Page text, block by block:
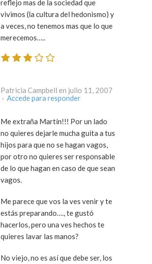
reflejo mas de la sociedad que
vivimos (la cultura del hedonismo) y
a veces, no tenemos mas que lo que
merecemos…..
Patricia Campbell en julio 11, 2007
· Accede para responder
Me extraña Martín!!! Por un lado
no quieres dejarle mucha guita a tus
hijos para que no se hagan vagos,
por otro no quieres ser responsable
de lo que hagan en caso de que sean
vagos.
Me parece que vos la ves venir y te
estás preparando…., te gustó
hacerlos, pero una ves hechos te
quieres lavar las manos?
No viejo, no es así que debe ser, los